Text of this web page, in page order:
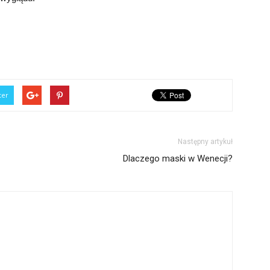
Następny artykuł
Dlaczego maski w Wenecji?